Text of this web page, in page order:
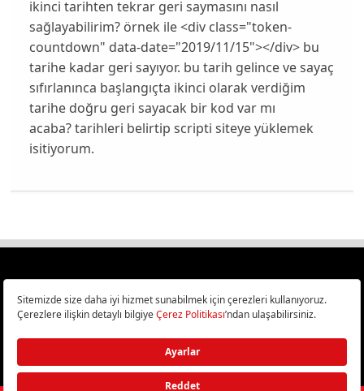
ikinci tarihten tekrar geri saymasını nasıl
sağlayabilirim? örnek ile <div class="token-
countdown" data-date="2019/11/15"></div> bu
tarihe kadar geri sayıyor. bu tarih gelince ve sayaç
sıfırlanınca başlangıçta ikinci olarak verdiğim
tarihe doğru geri sayacak bir kod var mı
acaba? tarihleri belirtip scripti siteye yüklemek
isitiyorum.
Türkiye
Bilişim ve Teknoloji Haberleri CHIP Online’da!